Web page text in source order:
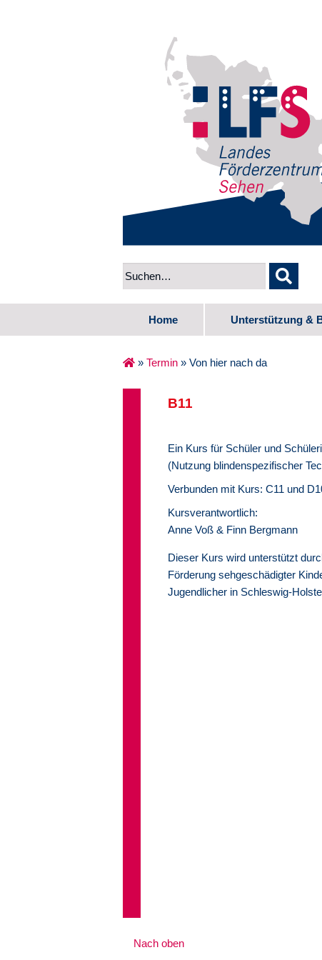
Home Unterstützung &
Übergang Schule
Medienzentrum
Erfahrungsberichte
» Termin » Von hier nach da
B11
Ein Kurs für Schüler und
(Nutzung blindenspezifischer
Verbunden mit Kurs: C11 und
Kursverantwortlich:
Anne Voß & Finn Bergmann
Dieser Kurs wird unterstützt
Förderung sehgeschädigter
Jugendlicher in Schleswig-
Nach oben